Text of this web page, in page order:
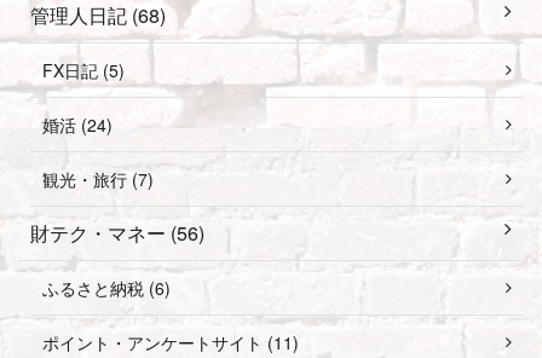
管理人日記 (68)
FX日記 (5)
婚活 (24)
観光・旅行 (7)
財テク・マネー (56)
ふるさと納税 (6)
ポイント・アンケートサイト (11)